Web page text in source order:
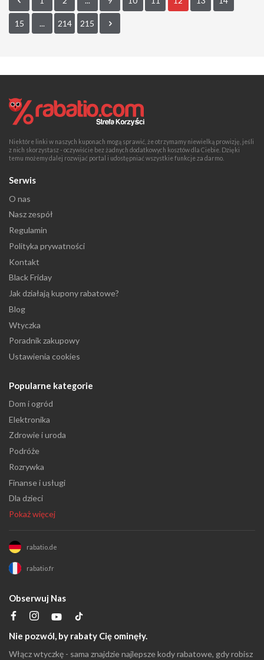
15 ... 214 215
Niektóre linki w naszych kuponach mogą sprawić, że otrzymamy niewielką prowizję, jeśli
z nich skorzystasz - oczywiście bez żadnych dodatkowych kosztów dla Ciebie. Dzięki
temu możemy dalej rozwijać portal i udostępniać wszystkie funkcje za darmo.
Serwis
O nas
Nasz zespół
Regulamin
Polityka prywatności
Kontakt
Black Friday
Jak działają kupony rabatowe?
Blog
Wtyczka
Poradnik zakupowy
Ustawienia cookies
Popularne kategorie
Dom i ogród
Elektronika
Zdrowie i uroda
Podróże
Rozrywka
Finanse i usługi
Dla dzieci
Pokaż więcej
rabatio.de
rabatio.fr
Obserwuj Nas
Nie pozwól, by rabaty Cię ominęły.
Włącz wtyczkę - sama znajdzie najlepsze kody rabatowe, gdy robisz